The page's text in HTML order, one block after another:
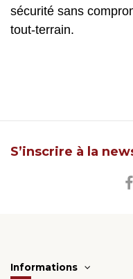
sécurité sans
tout-terrain.
S’inscrire à la
Informations